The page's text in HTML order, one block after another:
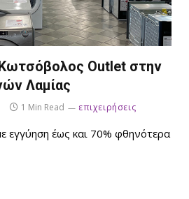
Οutlet στην
Λαμίας
1 Min Read επιχειρήσεις
εγγύηση έως και 70% φθηνότερα